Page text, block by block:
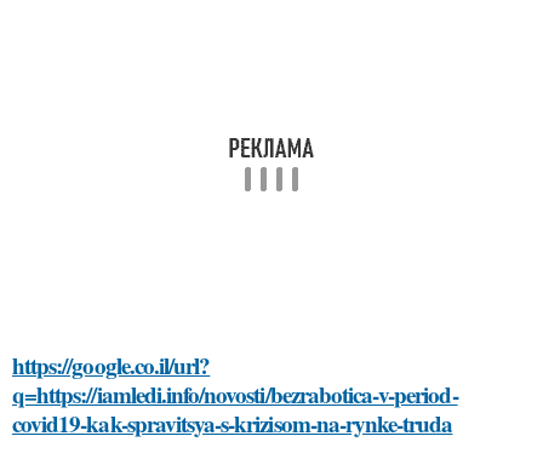
https://google.co.il/url?
q=https://iamledi.info/novosti/bezrabotica-v-period-
covid19-kak-spravitsya-s-krizisom-na-rynke-truda